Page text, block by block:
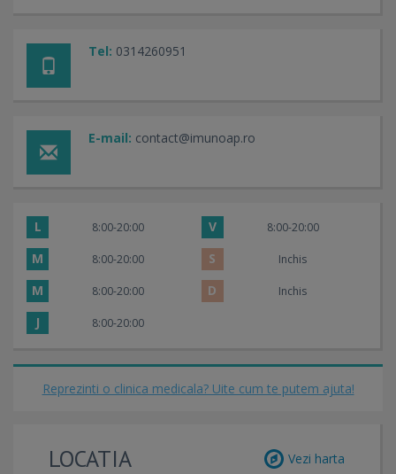
Tel: 0314260951
E-mail: contact@imunoap.ro
L 8:00-20:00 V 8:00-20:00
M 8:00-20:00 S Inchis
M 8:00-20:00 D Inchis
J 8:00-20:00
Reprezinti o clinica medicala? Uite cum te putem ajuta!
LOCATIA Vezi harta